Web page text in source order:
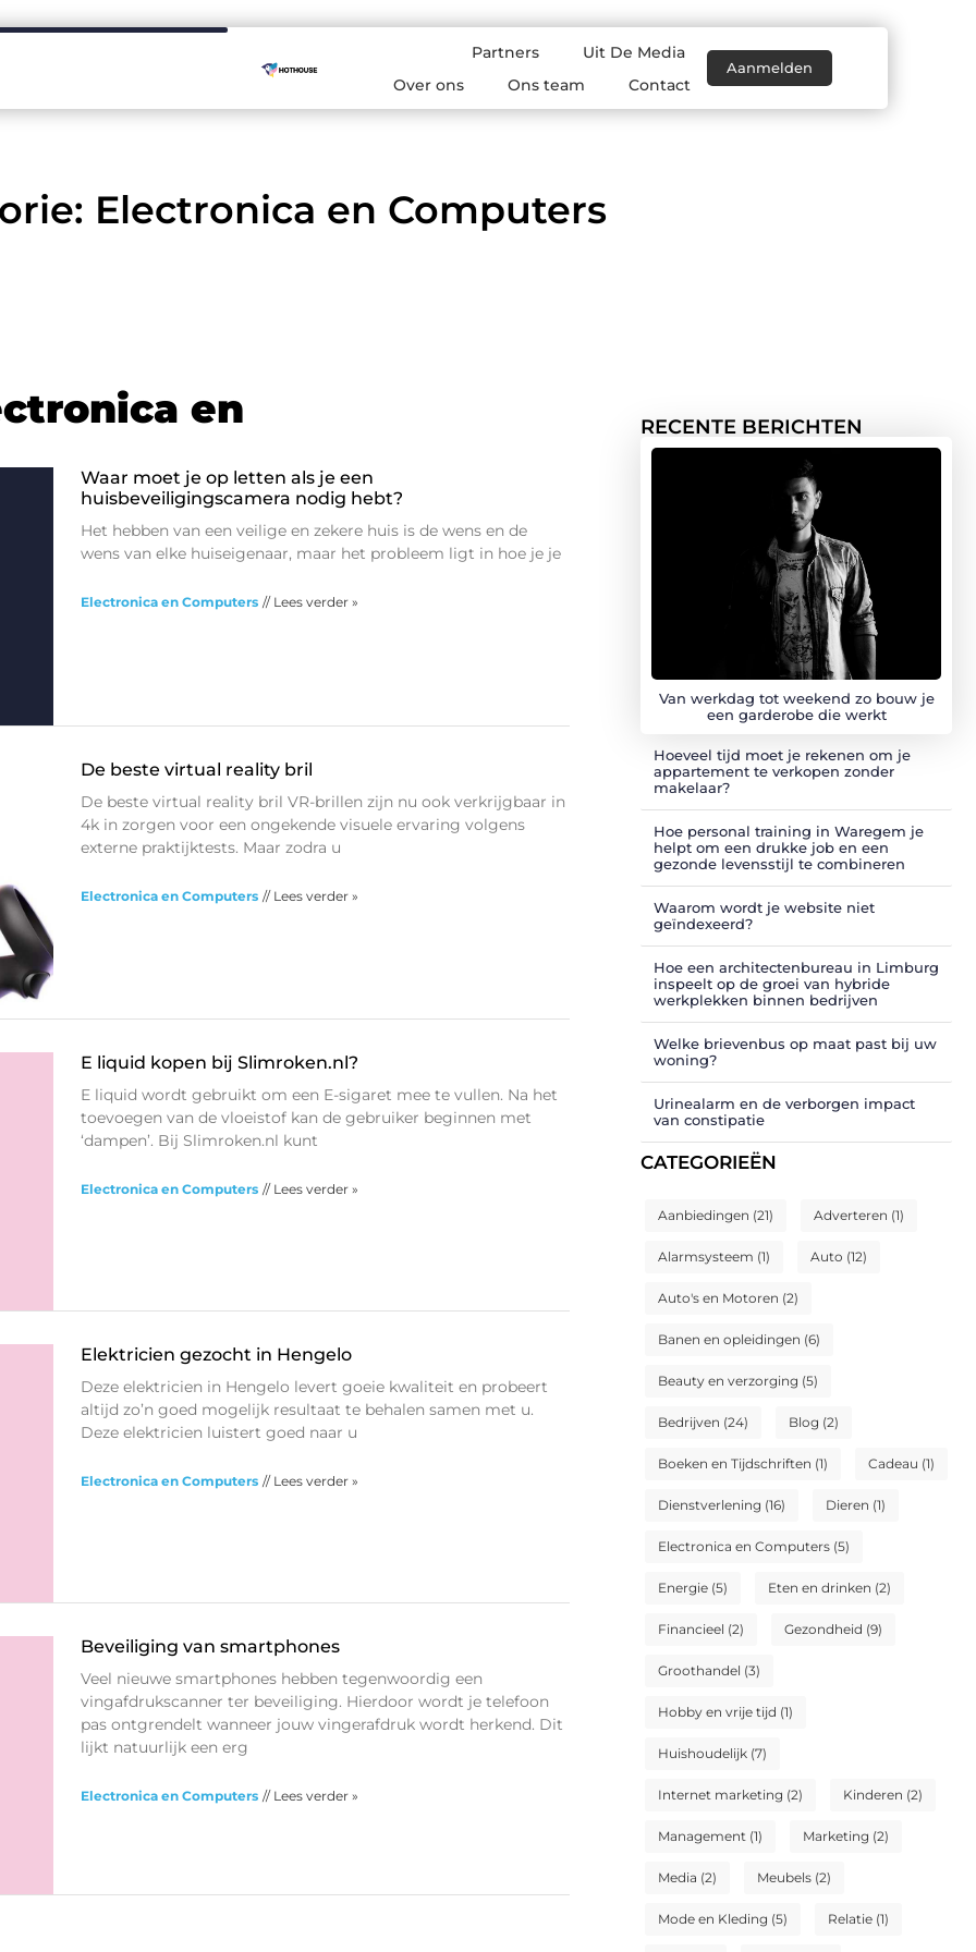
Partners
Uit De Media
Over ons
Ons team Contact
Aanmelden
Electronica en Computers
en
Waar moet je op letten als je een
huisbeveiligingscamera nodig hebt?
Het hebben van een veilige en zekere huis is de wens en de
wens van elke huiseigenaar, maar het probleem ligt in hoe je je
Electronica en Computers // Lees verder »
De beste virtual reality bril
De beste virtual reality bril VR-brillen zijn nu ook verkrijgbaar in
4k in zorgen voor een ongekende visuele ervaring volgens
externe praktijktests. Maar zodra u
Electronica en Computers // Lees verder »
E liquid kopen bij Slimroken.nl?
E liquid wordt gebruikt om een E-sigaret mee te vullen. Na het
toevoegen van de vloeistof kan de gebruiker beginnen met
‘dampen’. Bij Slimroken.nl kunt
Electronica en Computers // Lees verder »
Elektricien gezocht in Hengelo
Deze elektricien in Hengelo levert goeie kwaliteit en probeert
altijd zo’n goed mogelijk resultaat te behalen samen met u.
Deze elektricien luistert goed naar u
Electronica en Computers // Lees verder »
Beveiliging van smartphones
Veel nieuwe smartphones hebben tegenwoordig een
vingafdrukscanner ter beveiliging. Hierdoor wordt je telefoon
pas ontgrendelt wanneer jouw vingerafdruk wordt herkend. Dit
lijkt natuurlijk een erg
Electronica en Computers // Lees verder »
RECENTE BERICHTEN
Van werkdag tot weekend zo bouw je
een garderobe die werkt
Hoeveel tijd moet je rekenen om je
appartement te verkopen zonder
makelaar?
Hoe personal training in Waregem je
helpt om een drukke job en een
gezonde levensstijl te combineren
Waarom wordt je website niet
geïndexeerd?
Hoe een architectenbureau in Limburg
inspeelt op de groei van hybride
werkplekken binnen bedrijven
Welke brievenbus op maat past bij uw
woning?
Urinealarm en de verborgen impact
van constipatie
CATEGORIEËN
Aanbiedingen (21) Adverteren (1)
Alarmsysteem (1) Auto (12)
Auto's en Motoren (2)
Banen en opleidingen (6)
Beauty en verzorging (5)
Bedrijven (24) Blog (2)
Boeken en Tijdschriften (1) Cadeau (1)
Dienstverlening (16) Dieren (1)
Electronica en Computers (5)
Energie (5) Eten en drinken (2)
Financieel (2) Gezondheid (9)
Groothandel (3)
Hobby en vrije tijd (1)
Huishoudelijk (7)
Internet marketing (2) Kinderen (2)
Management (1) Marketing (2)
Media (2) Meubels (2)
Mode en Kleding (5) Relatie (1)